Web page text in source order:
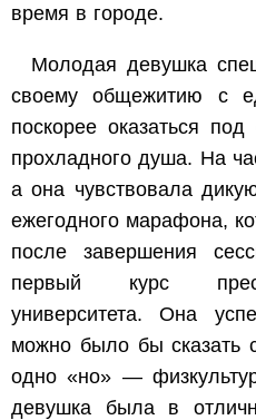
время в городе.
Молодая девушка
своему общежитию с
поскорее оказаться
прохладного душа. На
а она чувствовала
ежегодного марафона,
после завершения
первый курс
университета. Она
можно было бы сказать
одно «но» —
девушка была в